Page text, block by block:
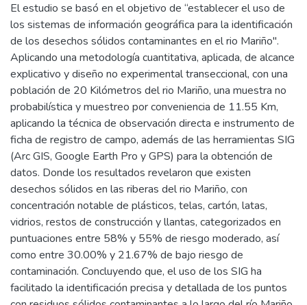
El estudio se basó en el objetivo de “establecer el uso de
los sistemas de información geográfica para la identificación
de los desechos sólidos contaminantes en el rio Mariño".
Aplicando una metodología cuantitativa, aplicada, de alcance
explicativo y diseño no experimental transeccional, con una
población de 20 Kilómetros del rio Mariño, una muestra no
probabilística y muestreo por conveniencia de 11.55 Km,
aplicando la técnica de observación directa e instrumento de
ficha de registro de campo, además de las herramientas SIG
(Arc GIS, Google Earth Pro y GPS) para la obtención de
datos. Donde los resultados revelaron que existen
desechos sólidos en las riberas del rio Mariño, con
concentración notable de plásticos, telas, cartón, latas,
vidrios, restos de construcción y llantas, categorizados en
puntuaciones entre 58% y 55% de riesgo moderado, así
como entre 30.00% y 21.67% de bajo riesgo de
contaminación. Concluyendo que, el uso de los SIG ha
facilitado la identificación precisa y detallada de los puntos